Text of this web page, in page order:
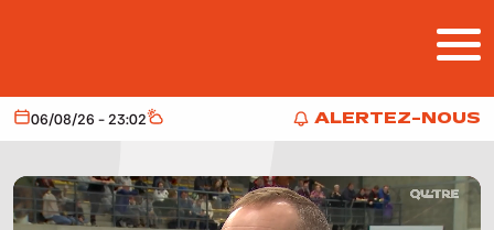
ALERTEZ-NOUS
ALERTEZ-NOUS
Aujourd'hui
06/08/26 - 23:02 Météo